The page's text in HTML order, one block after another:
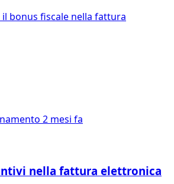
bonus fiscale nella fattura
2 mesi fa
nella fattura elettronica